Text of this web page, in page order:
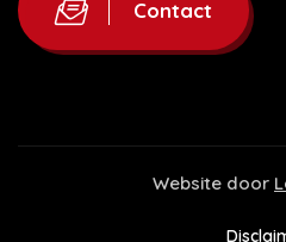
Contact
Website door